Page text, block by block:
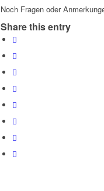
Noch Fragen oder
Share this entry